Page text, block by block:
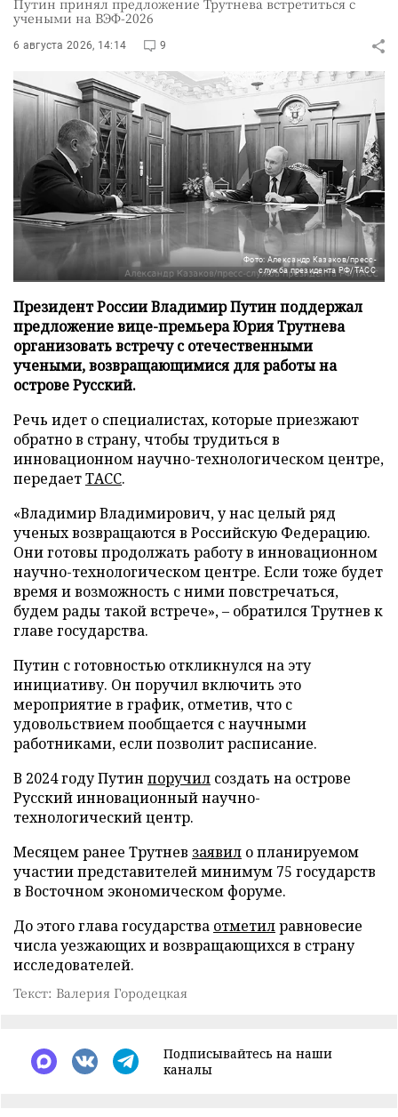
Путин принял предложение Трутнева встретиться с
учеными на ВЭФ-2026
6 августа 2026, 14:14 9
Фото: Александр Казаков/пресс-
служба президента РФ/ТАСС
Президент России Владимир Путин поддержал
предложение вице-премьера Юрия Трутнева
организовать встречу с отечественными
учеными, возвращающимися для работы на
острове Русский.
Речь идет о специалистах, которые приезжают
обратно в страну, чтобы трудиться в
инновационном научно-технологическом центре,
передаетТАСС.
«Владимир Владимирович, у нас целый ряд
ученых возвращаются в Российскую Федерацию.
Они готовы продолжать работу в инновационном
научно-технологическом центре. Если тоже будет
время и возможность с ними повстречаться,
будем рады такой встрече», – обратился Трутнев к
главе государства.
Путин с готовностью откликнулся на эту
инициативу. Он поручил включить это
мероприятие в график, отметив, что с
удовольствием пообщается с научными
работниками, если позволит расписание.
В 2024 году Путин поручил создать на острове
Русский инновационный научно-
технологический центр.
Месяцем ранее Трутнев заявил о планируемом
участии представителей минимум 75 государств
в Восточном экономическом форуме.
До этого глава государства отметилравновесие
числа уезжающих и возвращающихся в страну
исследователей.
Текст: Валерия Городецкая
Подписывайтесь на наши
каналы